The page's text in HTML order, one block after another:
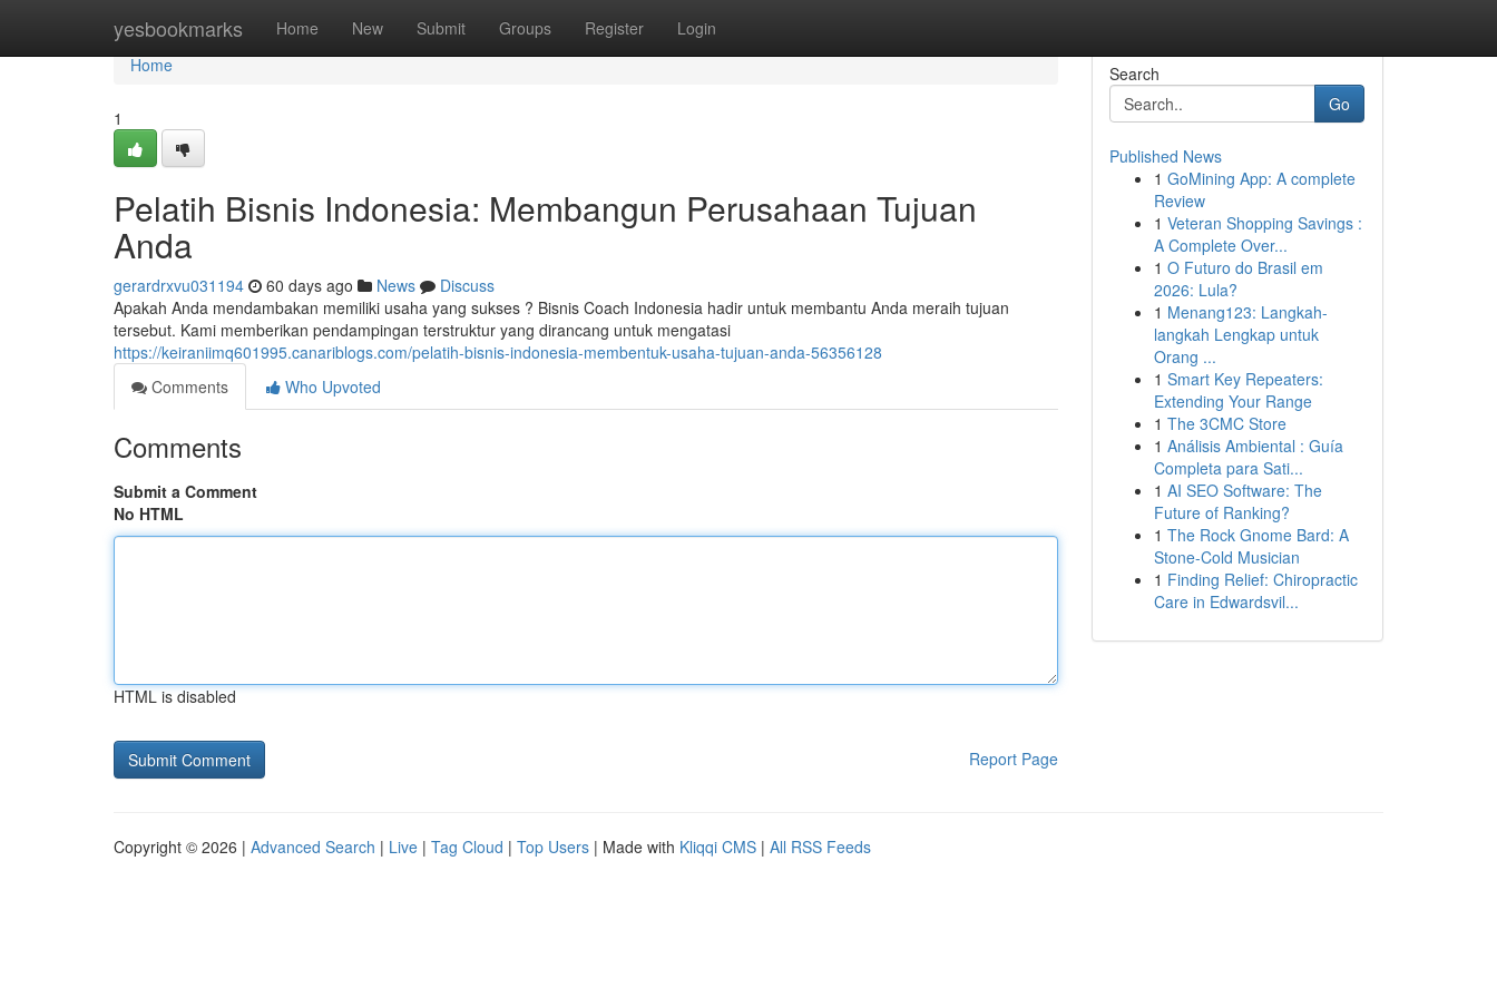
yesbookmarks Home New Submit Groups Register Login
Home
Home
1
Pelatih Bisnis Indonesia: Membangun Perusahaan Tujuan
Anda
gerardrxvu031194 60 days ago News
Discuss
Apakah Anda mendambakan memiliki usaha yang sukses ? Bisnis Coach Indonesia hadir untuk membantu Anda meraih tujuan
tersebut. Kami memberikan pendampingan terstruktur yang dirancang untuk mengatasi
https://keiraniimq601995.canariblogs.com/pelatih-bisnis-indonesia-membentuk-usaha-tujuan-anda-56356128
Comments
Who Upvoted
Comments
Submit a Comment
No HTML
HTML is disabled
Report Page
Search
Go
Published News
1 GoMining App: A complete
Review
1 Veteran Shopping Savings :
A Complete Over...
1 O Futuro do Brasil em
2026: Lula?
1 Menang123: Langkah-
langkah Lengkap untuk
Orang ...
1 Smart Key Repeaters:
Extending Your Range
1 The 3CMC Store
1 Análisis Ambiental : Guía
Completa para Sati...
1 AI SEO Software: The
Future of Ranking?
1 The Rock Gnome Bard: A
Stone-Cold Musician
1 Finding Relief: Chiropractic
Care in Edwardsvil...
Copyright © 2026 | Advanced Search | Live | Tag Cloud | Top Users | Made with Kliqqi CMS | All RSS Feeds